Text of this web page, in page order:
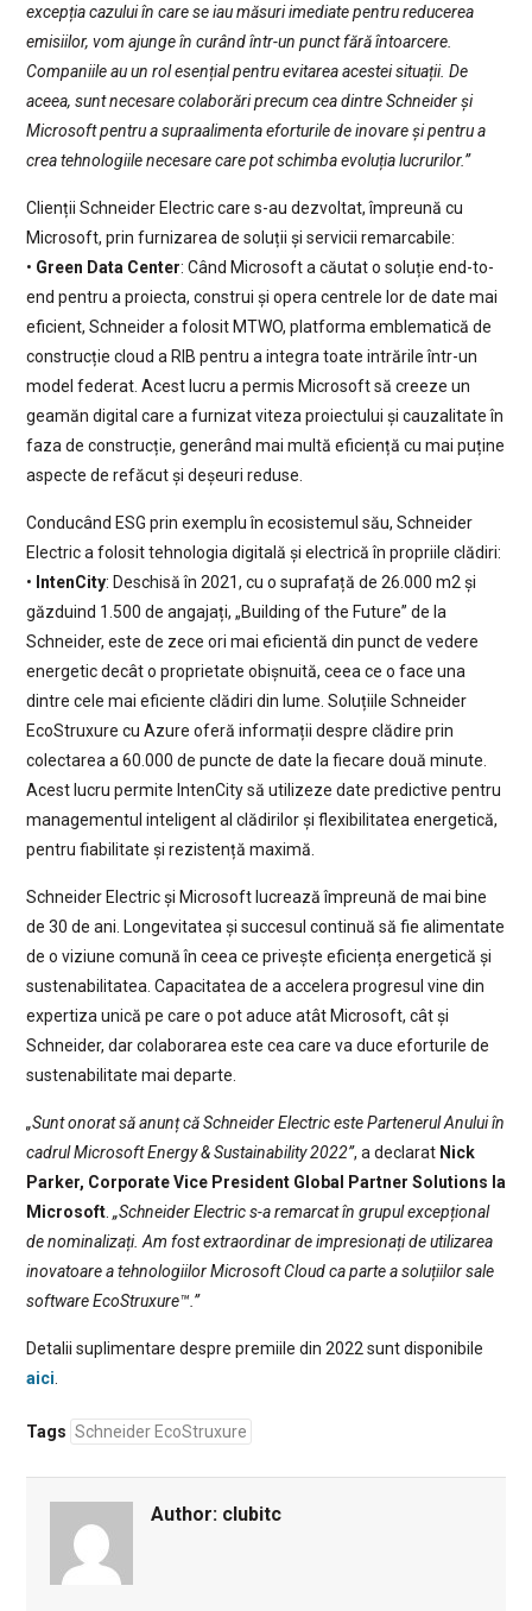
excepția cazului în care se iau măsuri imediate pentru reducerea
emisiilor, vom ajunge în curând într-un punct fără întoarcere.
Companiile au un rol esențial pentru evitarea acestei situații. De
aceea, sunt necesare colaborări precum cea dintre Schneider și
Microsoft pentru a supraalimenta eforturile de inovare și pentru a
crea tehnologiile necesare care pot schimba evoluția lucrurilor.”
Clienții Schneider Electric care s-au dezvoltat, împreună cu
Microsoft, prin furnizarea de soluții și servicii remarcabile:
• Green Data Center: Când Microsoft a căutat o soluție end-to-
end pentru a proiecta, construi și opera centrele lor de date mai
eficient, Schneider a folosit MTWO, platforma emblematică de
construcție cloud a RIB pentru a integra toate intrările într-un
model federat. Acest lucru a permis Microsoft să creeze un
geamăn digital care a furnizat viteza proiectului și cauzalitate în
faza de construcție, generând mai multă eficiență cu mai puține
aspecte de refăcut și deșeuri reduse.
Conducând ESG prin exemplu în ecosistemul său, Schneider
Electric a folosit tehnologia digitală și electrică în propriile clădiri:
• IntenCity: Deschisă în 2021, cu o suprafață de 26.000 m2 și
găzduind 1.500 de angajați, „Building of the Future” de la
Schneider, este de zece ori mai eficientă din punct de vedere
energetic decât o proprietate obișnuită, ceea ce o face una
dintre cele mai eficiente clădiri din lume. Soluțiile Schneider
EcoStruxure cu Azure oferă informații despre clădire prin
colectarea a 60.000 de puncte de date la fiecare două minute.
Acest lucru permite IntenCity să utilizeze date predictive pentru
managementul inteligent al clădirilor și flexibilitatea energetică,
pentru fiabilitate și rezistență maximă.
Schneider Electric și Microsoft lucrează împreună de mai bine
de 30 de ani. Longevitatea și succesul continuă să fie alimentate
de o viziune comună în ceea ce privește eficiența energetică și
sustenabilitatea. Capacitatea de a accelera progresul vine din
expertiza unică pe care o pot aduce atât Microsoft, cât și
Schneider, dar colaborarea este cea care va duce eforturile de
sustenabilitate mai departe.
„Sunt onorat să anunț că Schneider Electric este Partenerul Anului în
cadrul Microsoft Energy & Sustainability 2022”, a declarat Nick
Parker, Corporate Vice President Global Partner Solutions la
Microsoft. „Schneider Electric s-a remarcat în grupul excepțional
de nominalizați. Am fost extraordinar de impresionați de utilizarea
inovatoare a tehnologiilor Microsoft Cloud ca parte a soluțiilor sale
software EcoStruxure™.”
Detalii suplimentare despre premiile din 2022 sunt disponibile
aici
Tags Schneider EcoStruxure
Author: clubitc